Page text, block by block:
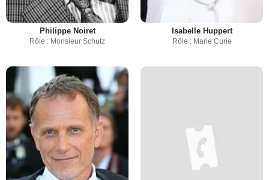
Philippe Noiret
Rôle : Monsieur Schutz
Isabelle Huppert
Rôle : Marie Curie